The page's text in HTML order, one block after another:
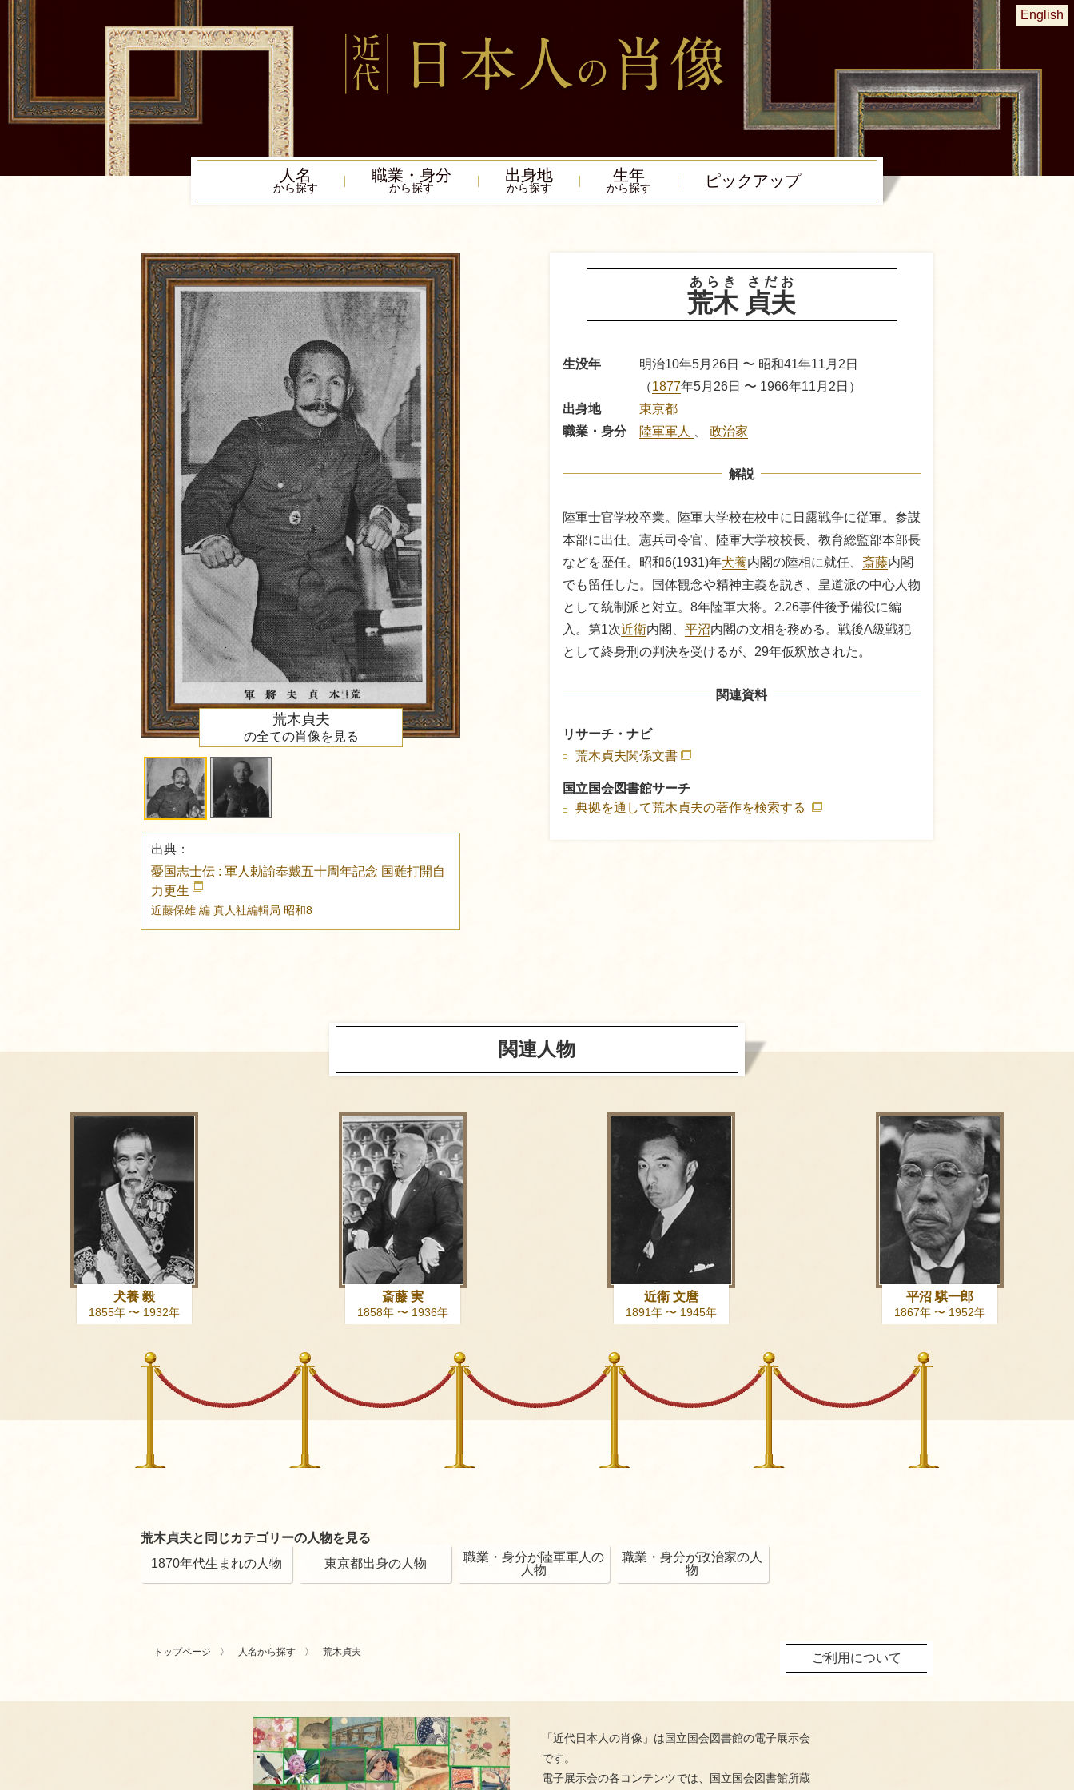
English
人名
から探す
職業・身分
から探す
出身地
から探す
生年
から探す ピック アップ
荒木
あらき
貞夫
さだお
生没年
明治10年5月26日 〜 昭和41年11月2日
（1877年5月26日 〜 1966年11月2日）
出身地
東京都
職業・身分
陸軍軍人 政治家
解説
陸軍士官学校卒業。陸軍大学校在校中に日露戦争に従軍。参謀
本部に出仕。憲兵司令官、陸軍大学校校長、教育総監部本部長
などを歴任。昭和6(1931)年犬養内閣の陸相に就任、 斎藤内閣
でも留任した。国体観念や精神主義を説き、皇道派の中心人物
として統制派と対立。8年陸軍大将。2.26事件後予備役に編
入。第1次近衛内閣、 平沼内閣の文相を務める。戦後A級戦犯
として終身刑の判決を受けるが、29年仮釈放された。
関連資料
リサーチ・ナビ
荒木貞夫関係文書
国立国会図書館サーチ
典拠を通して荒木貞夫の著作を検索する
荒木貞夫
の全ての肖像を見る
出典：
憂国志士伝 : 軍人勅諭奉戴五十周年記念 国難打開自
力更生
近藤保雄 編 真人社編輯局 昭和8
関連人物
犬養 毅
1855年 〜 1932年
斎藤 実
1858年 〜 1936年
近衛 文麿
1891年 〜 1945年
平沼 騏一郎
1867年 〜 1952年
荒木貞夫と同じカテゴリーの人物を見る
1870年代生まれの人物
東京都出身の人物
職業・身分が陸軍軍人の
人物
職業・身分が政治家の人
物
トップページ 人名から探す 荒木貞夫 ご利用について
「近代日本人の肖像」は国立国会図書館の電子展示会
です。
電子展示会の各コンテンツでは、国立国会図書館所蔵